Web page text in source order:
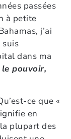
passées
à petite
j’ai
suis
dans ma
pouvoir,
ce que «
en
plupart des